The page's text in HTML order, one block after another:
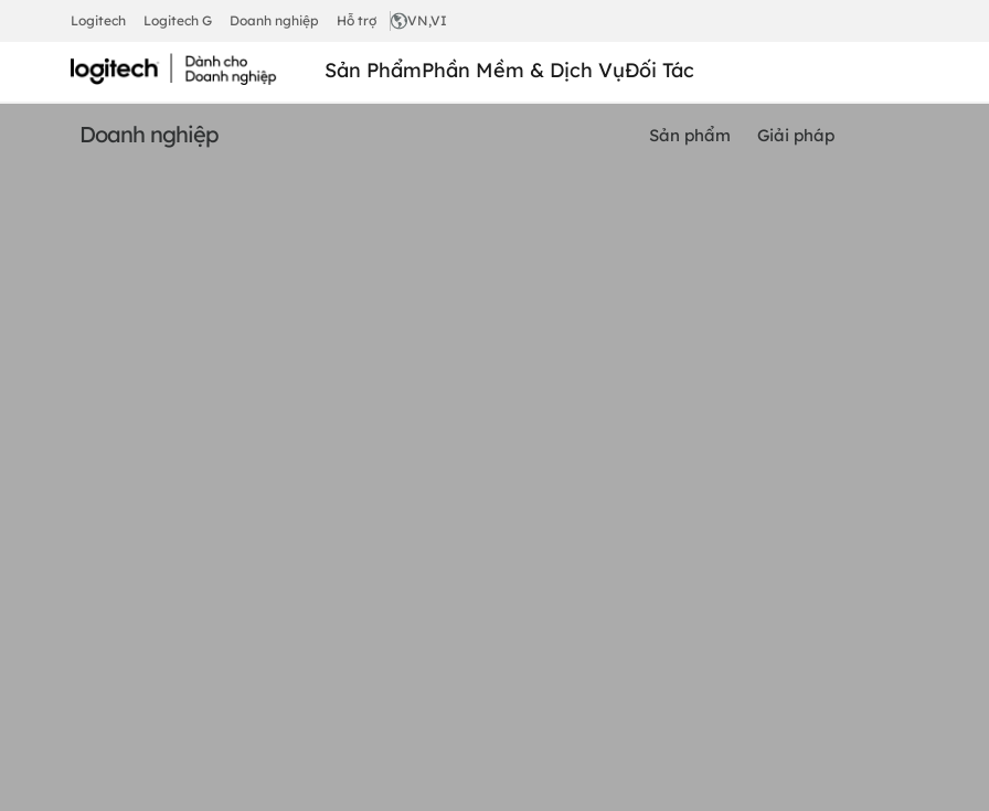
MIC
POD
Logitech Logitech G Doanh nghiệp Hỗ trợ VN,VI
Sản PhẩmPhần Mềm & Dịch VụĐối Tác
Doanh nghiệp Sản phẩm Giải pháp